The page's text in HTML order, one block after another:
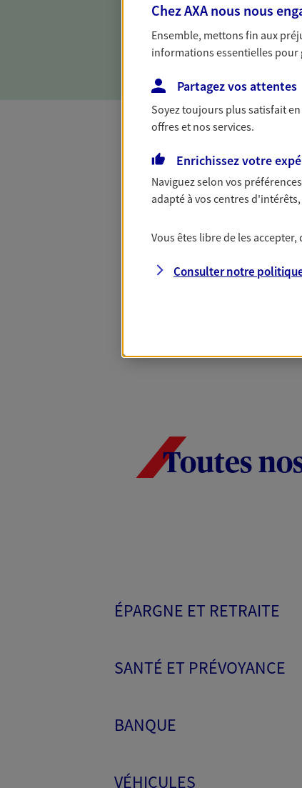
dresser un bilan
solide pour vous
besoins.
Mon Offre
Profitez d’une offre de
Offre soumise à conditions et
Epargne & Retraite.
Toutes
ÉPARGNE ET RETRAITE
SANTÉ ET PRÉVOYANCE
BANQUE
VÉHICULES
Chez AXA nous nous
Ensemble, mettons fin aux
informations essentielles pour
Partagez vos attentes
Soyez toujours plus satisfait
offres et nos services.
Enrichissez votre
Naviguez selon vos
adapté à vos centres
Vous êtes libre de les
Consulter notre